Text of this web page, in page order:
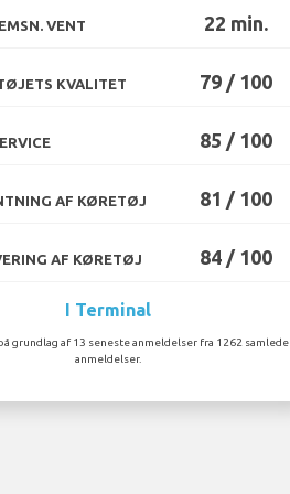
VENT 22 min.
KVALITET 79 / 100
85 / 100
AF KØRETØJ 81 / 100
AF KØRETØJ 84 / 100
I Terminal
grundlag af 13 seneste anmeldelser fra 1262 samlede
anmeldelser.